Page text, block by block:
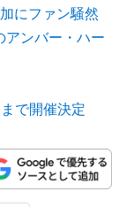
にファン騒然
アンバー・ハー
まで開催決定